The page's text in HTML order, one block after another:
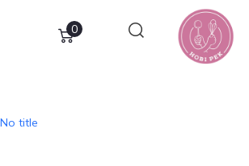
0
No title